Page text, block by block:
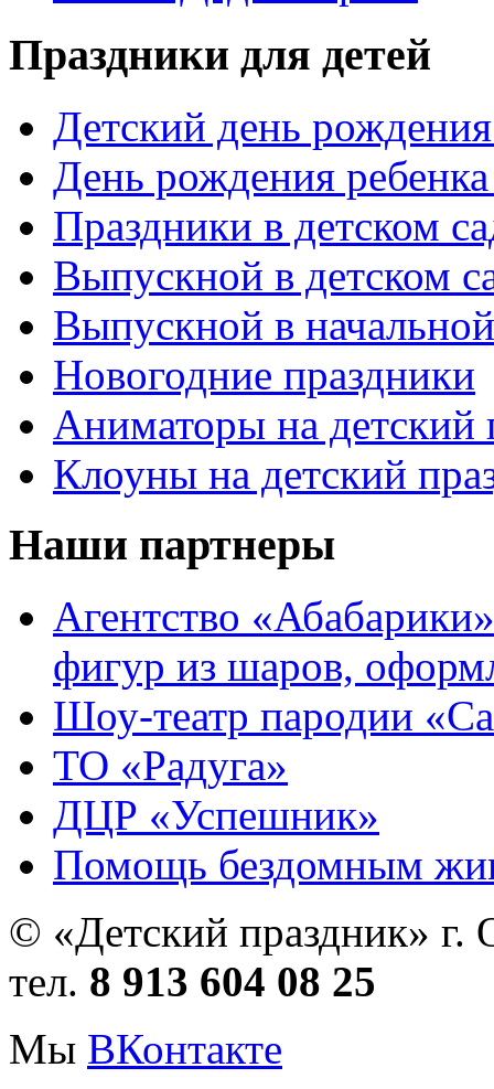
Праздники для детей
Детский день
День рождения
Праздники в детском
Выпускной в детском
Выпускной в
Новогодние праздники
Аниматоры на детский
Клоуны на детский
Наши партнеры
Агентство
фигур из шаров,
Шоу-театр пародии
ТО «Радуга»
ДЦР «Успешник»
Помощь бездомным
© «Детский праздник» г.
тел. 8 913 604 08 25
Мы ВКонтакте